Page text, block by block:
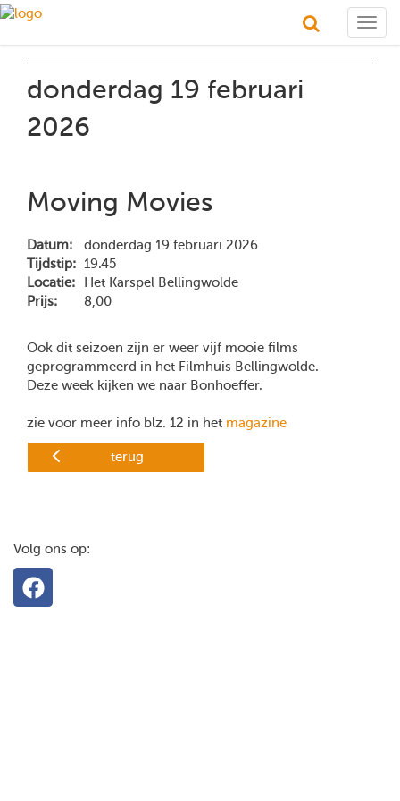
donderdag 19 februari
2026
Moving Movies
Datum:
donderdag 19 februari 2026
Tijdstip: 19.45
Locatie:
Het Karspel Bellingwolde
Prijs:
8,00
Ook dit seizoen zijn er weer vijf mooie films
geprogrammeerd in het Filmhuis Bellingwolde.
Deze week kijken we naar Bonhoeffer.
zie voor meer info blz. 12 in het magazine
terug
Volg ons op: